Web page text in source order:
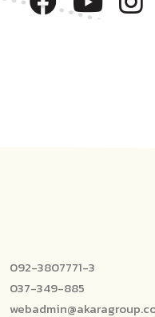
092-3807771-3
037-349-885